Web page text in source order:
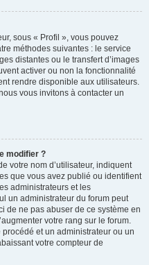
sous « Profil », vous pouvez
méthodes suivantes : le service
distantes ou le transfert d’images
activer ou non la fonctionnalité
rendre disponible aux utilisateurs.
vous invitons à contacter un
modifier ?
votre nom d’utilisateur, indiquent
que vous avez publié ou identifient
administrateurs et les
un administrateur du forum peut
de ne pas abuser de ce système en
votre rang sur le forum.
et un administrateur ou un
votre compteur de